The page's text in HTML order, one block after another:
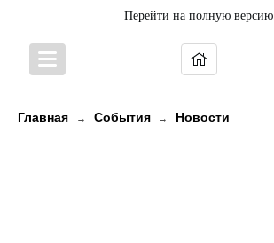
Перейти на полную версию
Главная → События → Новости